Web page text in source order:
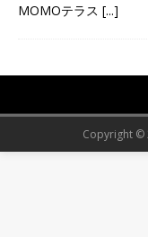
MOMOテラス [...]
Copyright ©